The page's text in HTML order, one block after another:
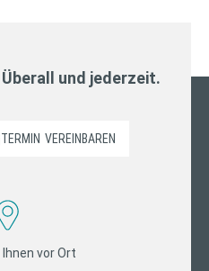
und jederzeit.
TERMIN VEREINBAREN
vor Ort